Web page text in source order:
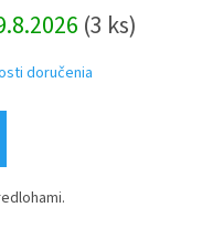
(3 ks)
doručenia